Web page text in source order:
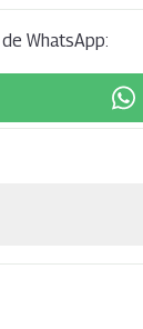
WhatsApp: